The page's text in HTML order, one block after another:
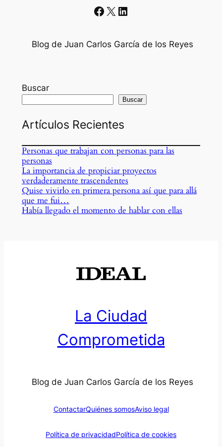
Facebook X LinkedIn
Blog de Juan Carlos García de los Reyes
Buscar
Buscar
Artículos Recientes
Personas que trabajan con personas para las
personas
La importancia de propiciar proyectos
verdaderamente trascendentes
Quise vivirlo en primera persona así que para allá
que me fui…
Había llegado el momento de hablar con ellas
La Ciudad
Comprometida
Blog de Juan Carlos García de los Reyes
ContactarQuiénes somosAviso legal
Política de privacidadPolítica de cookies